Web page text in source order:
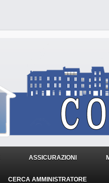
ASSICURAZIONI
CERCA AMMINISTRATORE